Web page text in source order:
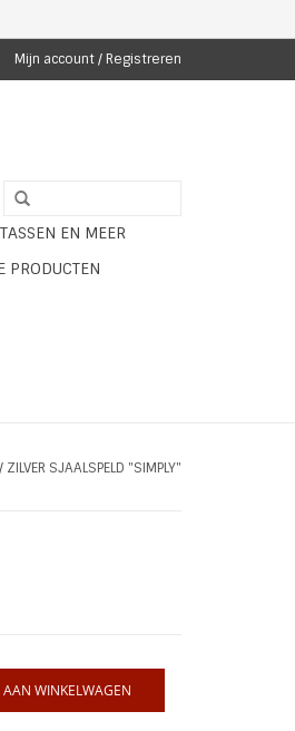
Mijn account / Registreren
TASSEN EN MEER
PRODUCTEN
/ ZILVER SJAALSPELD "SIMPLY"
WINKELWAGEN